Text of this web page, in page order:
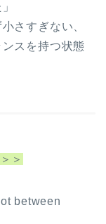
さすぎない、
スを持つ状態
＞
between